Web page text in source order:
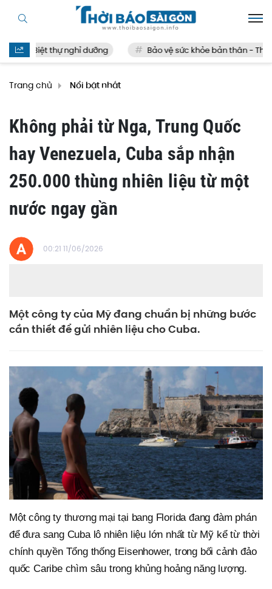
Biệt thự nghỉ dưỡng Bảo vệ sức khỏe bản thân - Thế
Trang chủ Nổi bật nhất
Không phải từ Nga, Trung Quốc
hay Venezuela, Cuba sắp nhận
250.000 thùng nhiên liệu từ một
nước ngay gần
00:21 11/06/2026
Một công ty của Mỹ đang chuẩn bị những bước
cần thiết để gửi nhiên liệu cho Cuba.
Một công ty thương mại tại bang Florida đang đàm phán
để đưa sang Cuba lô nhiên liệu lớn nhất từ Mỹ kể từ thời
chính quyền Tổng thống Eisenhower, trong bối cảnh đảo
quốc Caribe chìm sâu trong khủng hoảng năng lượng.